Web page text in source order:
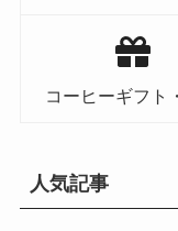
コーヒーギフト
人気記事